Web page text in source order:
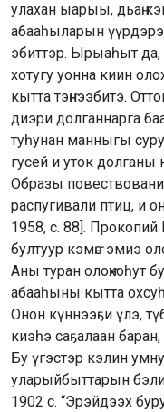
улахан ыарыы, дьаҥ
абааһыларын
эбиттэр. Ырыаһыт да,
хотугу уонна киин
кытта тэҥнээбитэ.
диэри долганнарга
туһунан манныгы
гусей и уток
Образы
распугивали птиц, и
1958, с. 88].
бултуур кэмҥэ эмиэ
Аны туран олоҥхоһут
абааһыны кытта
Онон күннээҕи үлэ,
киэһэ саҕалаан
Бу үгэстэр кэлин
уларыйбыттарын
1902 с. “Эрэйдээх